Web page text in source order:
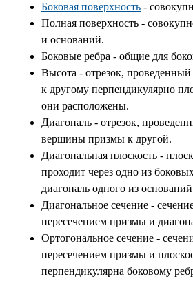
Боковая поверхность -
Полная поверхность -
и оснований.
Боковые ребра - общие для
Высота - отрезок,
к другому перпендикулярно
они расположены.
Диагональ - отрезок,
вершины призмы к другой.
Диагональная плоскость -
проходит через одно из
диагональ одного из
Диагональное сечение -
пересечением призмы и
Ортогональное сечение -
пересечением призмы и
перпендикулярна боковому